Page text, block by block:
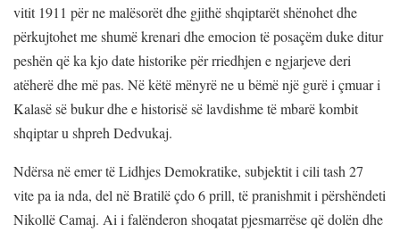
vitit 1911 për ne malësorët dhe gjithë shqiptarët shënohet dhe
përkujtohet me shumë krenari dhe emocion të posaçëm duke ditur
peshën që ka kjo date historike për rriedhjen e ngjarjeve deri
atëherë dhe më pas. Në këtë mënyrë ne u bëmë një gurë i çmuar i
Kalasë së bukur dhe e historisë së lavdishme të mbarë kombit
shqiptar u shpreh Dedvukaj.
Ndërsa në emer të Lidhjes Demokratike, subjektit i cili tash 27
vite pa ia nda, del në Bratilë çdo 6 prill, të pranishmit i përshëndeti
Nikollë Camaj. Ai i falënderon shoqatat pjesmarrëse që dolën dhe